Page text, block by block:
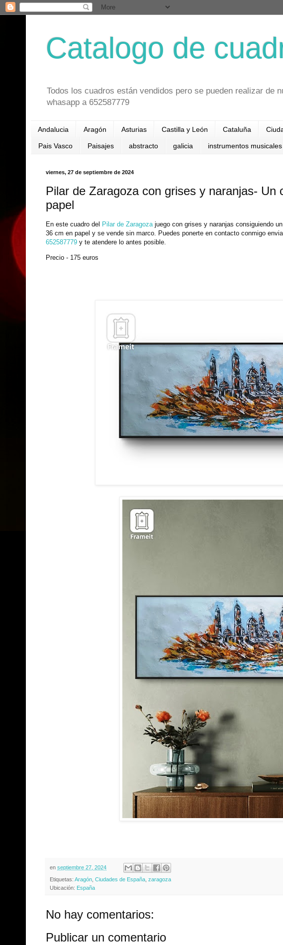
Catalogo de
Todos los cuadros están vendidos pero se pueden realizar de
whasapp a 652587779
Andalucia Aragón Asturias Castilla y León Cataluña
Pais Vasco Paisajes abstracto galicia instrumentos musicales
viernes, 27 de septiembre de 2024
Pilar de Zaragoza con grises y naranjas- Un
papel
En este cuadro del Pilar de Zaragozajuego con grises y naranjas consiguiendo
36 cm en papel y se vende sin marco. Puedes ponerte en contacto conmigo
652587779 y te atendere lo antes posible.
Precio - 175 euros
en septiembre 27, 2024
Etiquetas: Aragón, Ciudades de España, zaragoza
Ubicación: España
No hay comentarios:
Publicar un comentario